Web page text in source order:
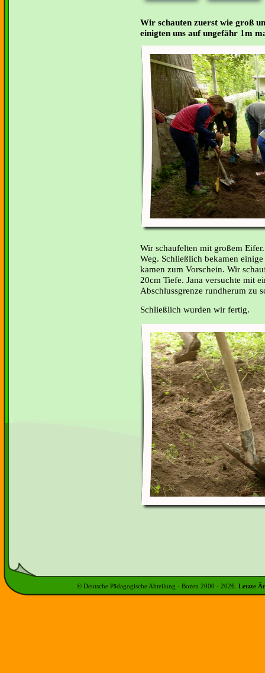
Wir schauten zuerst wie groß
einigten uns auf ungefähr 1m
Wir schaufelten mit großem
Weg. Schließlich bekamen
kamen zum Vorschein. Wir
20cm Tiefe. Jana versuchte mit
Abschlussgrenze rundherum zu
Schließlich wurden wir fertig.
© Deutsche Pädagogische Abteilung - Bozen 2000 - 2026 Letzte